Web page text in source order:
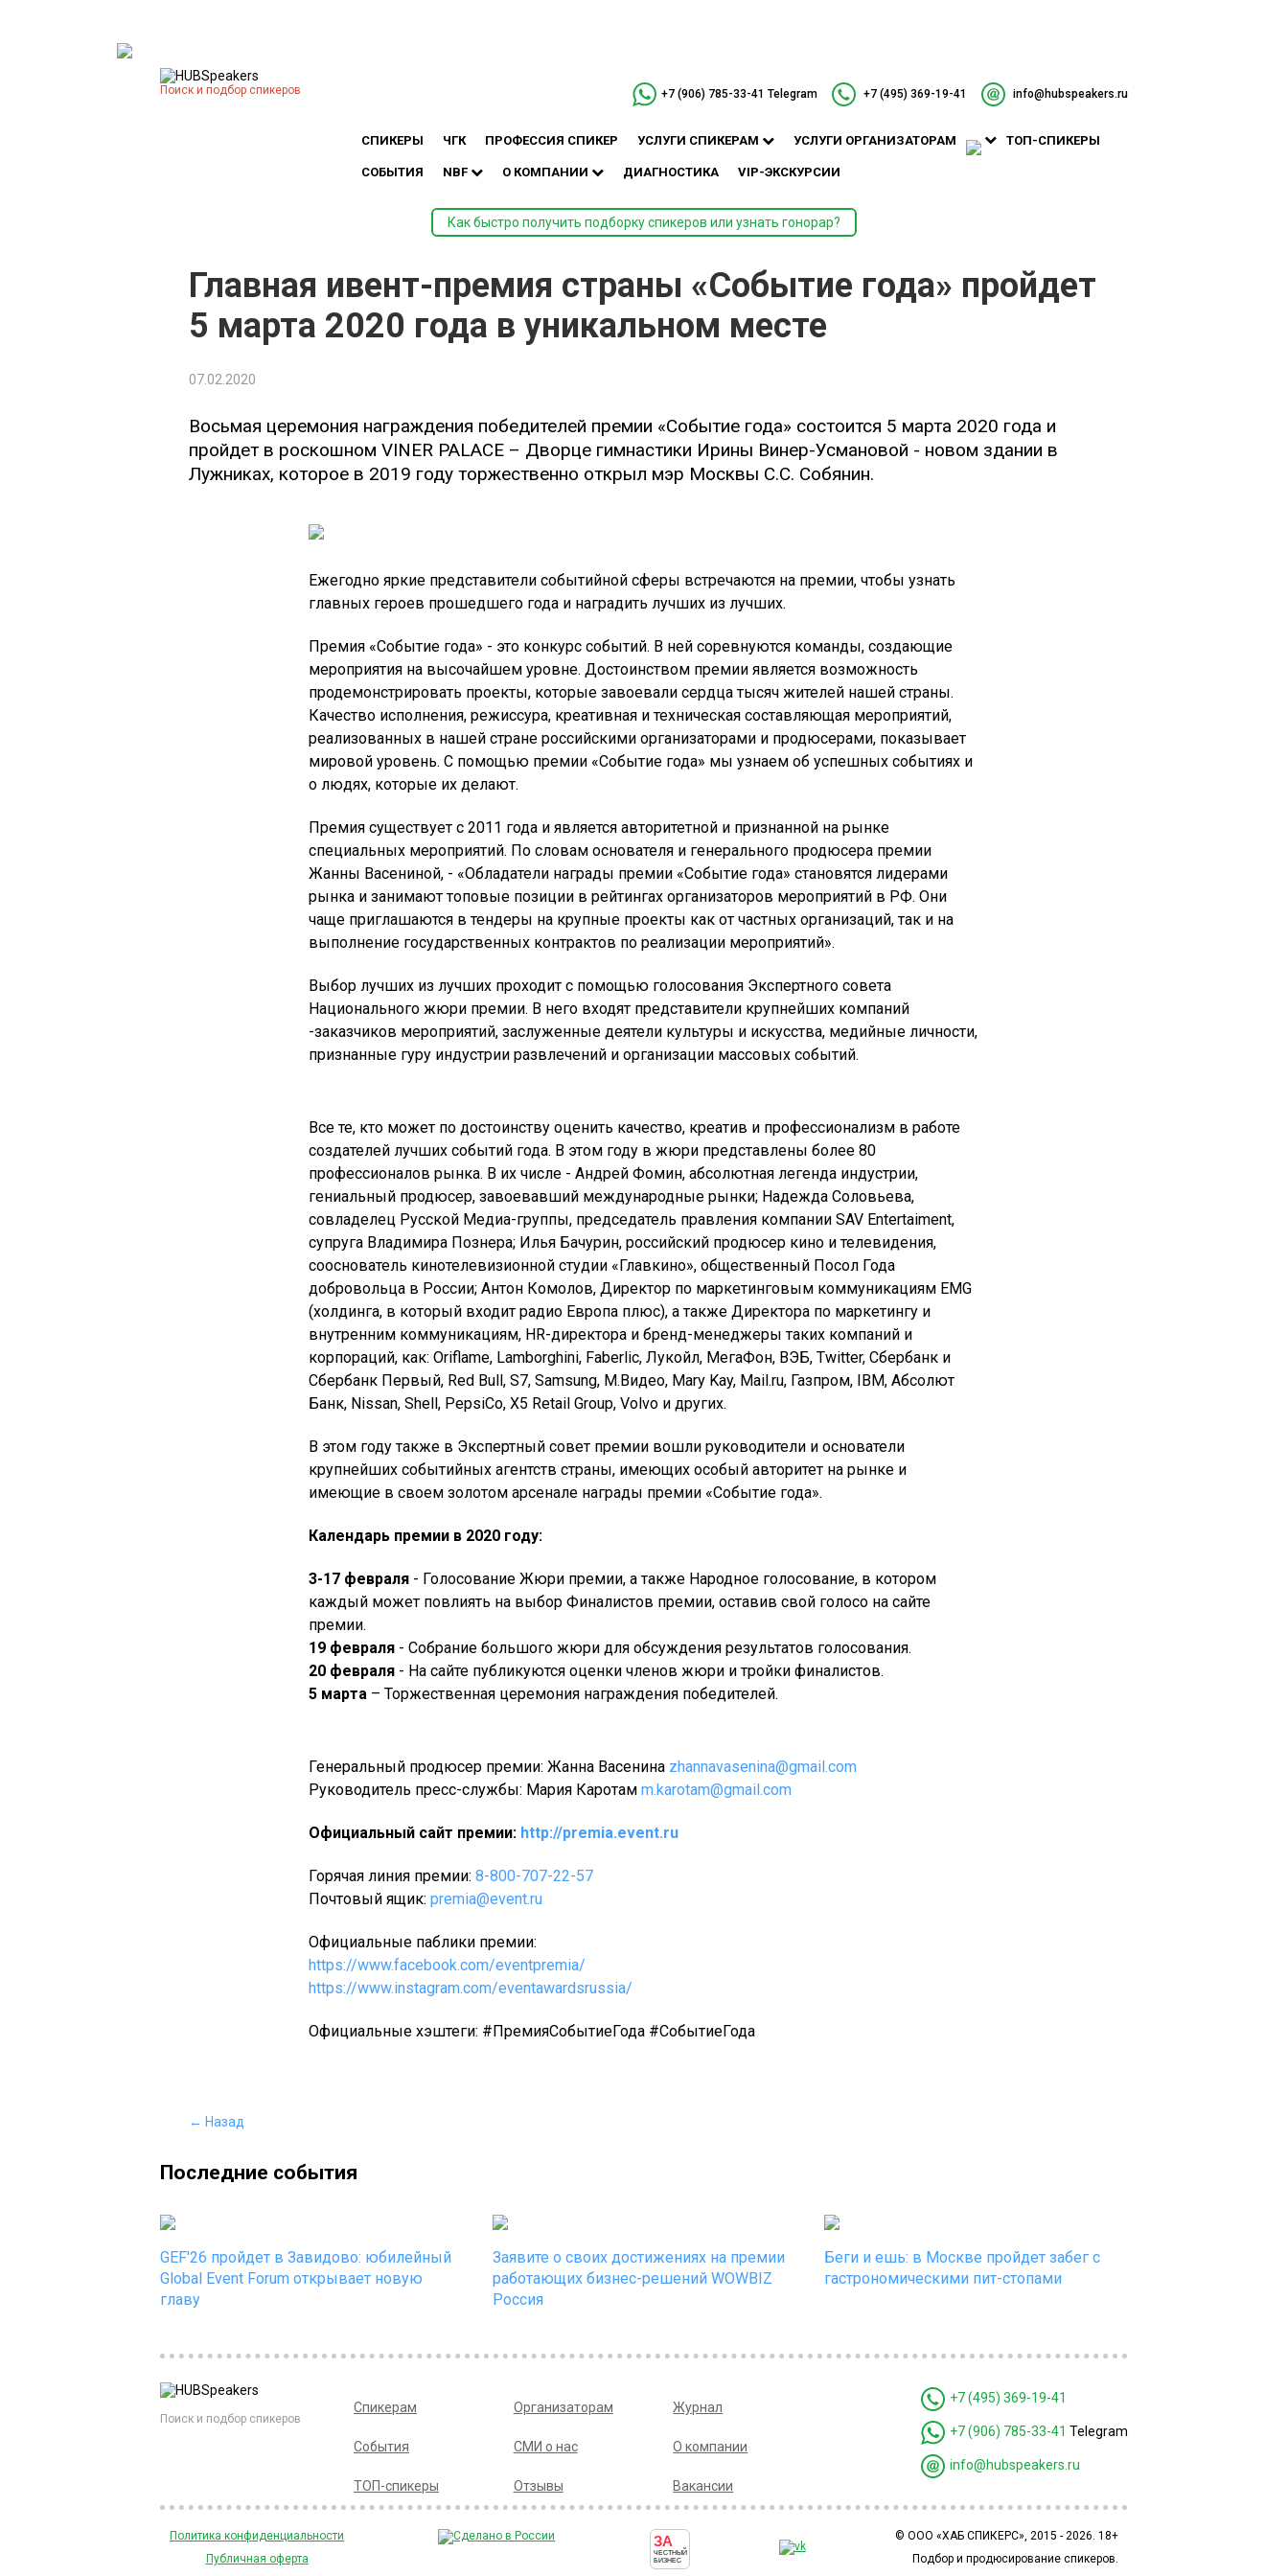
Поиск и подбор спикеров +7 (906) 785-33-41 Telegram +7 (495) 369-19-41 info@hubspeakers.ru
СПИКЕРЫ ЧГК ПРОФЕССИЯ СПИКЕР УСЛУГИ СПИКЕРАМ УСЛУГИ ОРГАНИЗАТОРАМ ТОП-СПИКЕРЫ
СОБЫТИЯ NBF О КОМПАНИИ ДИАГНОСТИКА VIP-ЭКСКУРСИИ
Как быстро получить подборку спикеров или узнать гонорар?
Главная ивент-премия страны «Событие года» пройдет
5 марта 2020 года в уникальном месте
07.02.2020
Восьмая церемония награждения победителей премии «Событие года» состоится 5 марта 2020 года и
пройдет в роскошном VINER PALACE – Дворце гимнастики Ирины Винер-Усмановой - новом здании в
Лужниках, которое в 2019 году торжественно открыл мэр Москвы С.С. Собянин.
Ежегодно яркие представители событийной сферы встречаются на премии, чтобы узнать
главных героев прошедшего года и наградить лучших из лучших.
Премия «Событие года» - это конкурс событий. В ней соревнуются команды, создающие
мероприятия на высочайшем уровне. Достоинством премии является возможность
продемонстрировать проекты, которые завоевали сердца тысяч жителей нашей страны.
Качество исполнения, режиссура, креативная и техническая составляющая мероприятий,
реализованных в нашей стране российскими организаторами и продюсерами, показывает
мировой уровень. С помощью премии «Событие года» мы узнаем об успешных событиях и
о людях, которые их делают.
Премия существует с 2011 года и является авторитетной и признанной на рынке
специальных мероприятий. По словам основателя и генерального продюсера премии
Жанны Васениной, - «Обладатели награды премии «Событие года» становятся лидерами
рынка и занимают топовые позиции в рейтингах организаторов мероприятий в РФ. Они
чаще приглашаются в тендеры на крупные проекты как от частных организаций, так и на
выполнение государственных контрактов по реализации мероприятий».
Выбор лучших из лучших проходит с помощью голосования Экспертного совета
Национального жюри премии. В него входят представители крупнейших компаний
-заказчиков мероприятий, заслуженные деятели культуры и искусства, медийные личности,
признанные гуру индустрии развлечений и организации массовых событий.
Все те, кто может по достоинству оценить качество, креатив и профессионализм в работе
создателей лучших событий года. В этом году в жюри представлены более 80
профессионалов рынка. В их числе - Андрей Фомин, абсолютная легенда индустрии,
гениальный продюсер, завоевавший международные рынки; Надежда Соловьева,
совладелец Русской Медиа-группы, председатель правления компании SAV Entertaiment,
супруга Владимира Познера; Илья Бачурин, российский продюсер кино и телевидения,
сооснователь кинотелевизионной студии «Главкино», общественный Посол Года
добровольца в России; Антон Комолов, Директор по маркетинговым коммуникациям EMG
(холдинга, в который входит радио Европа плюс), а также Директора по маркетингу и
внутренним коммуникациям, HR-директора и бренд-менеджеры таких компаний и
корпораций, как: Oriflame, Lamborghini, Faberlic, Лукойл, МегаФон, ВЭБ, Twitter, Сбербанк и
Сбербанк Первый, Red Bull, S7, Samsung, M.Видео, Mary Kay, Mail.ru, Газпром, IBM, Абсолют
Банк, Nissan, Shell, PepsiCo, X5 Retail Group, Volvo и других.
В этом году также в Экспертный совет премии вошли руководители и основатели
крупнейших событийных агентств страны, имеющих особый авторитет на рынке и
имеющие в своем золотом арсенале награды премии «Событие года».
Календарь премии в 2020 году:
3-17 февраля - Голосование Жюри премии, а также Народное голосование, в котором
каждый может повлиять на выбор Финалистов премии, оставив свой голосо на сайте
премии.
19 февраля - Собрание большого жюри для обсуждения результатов голосования.
20 февраля - На сайте публикуются оценки членов жюри и тройки финалистов.
5 марта – Торжественная церемония награждения победителей.
Генеральный продюсер премии: Жанна Васенина zhannavasenina@gmail.com
Руководитель пресс-службы: Мария Каротам m.karotam@gmail.com
Официальный сайт премии: http://premia.event.ru
Горячая линия премии: 8-800-707-22-57
Почтовый ящик: premia@event.ru
Официальные паблики премии:
https://www.facebook.com/eventpremia/
https://www.instagram.com/eventawardsrussia/
Официальные хэштеги: #ПремияСобытиеГода #СобытиеГода
← Назад
Последние события
GEF'26 пройдет в Завидово: юбилейный
Global Event Forum открывает новую
главу
Заявите о своих достижениях на премии
работающих бизнес-решений WOWBIZ
Россия
Беги и ешь: в Москве пройдет забег с
гастрономическими пит-стопами
Поиск и подбор спикеров
Спикерам Организаторам Журнал
События СМИ о нас О компании
ТОП-спикеры Отзывы Вакансии
+7 (495) 369-19-41
+7 (906) 785-33-41 Telegram
info@hubspeakers.ru
Политика конфиденциальности
Публичная оферта
ЗА
ЧЕСТНЫЙ
БИЗНЕС
© ООО «ХАБ СПИКЕРС», 2015 - 2026. 18+
Подбор и продюсирование спикеров.